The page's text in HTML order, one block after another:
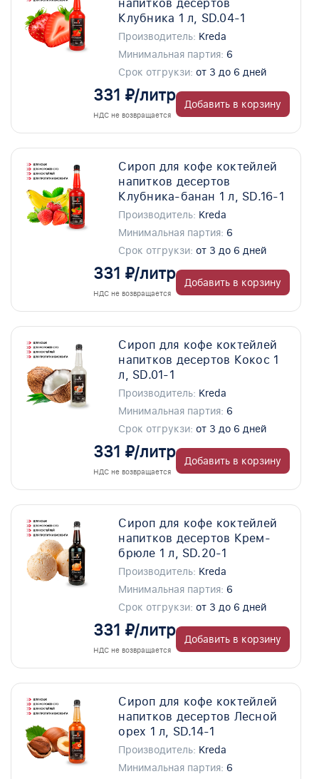
напитков десертов
Клубника 1 л, SD.04-1
Производитель: Kreda
Минимальная партия: 6
Срок отгрукзи: от 3 до 6 дней
331 ₽/литр
НДС не возвращается
Добавить в корзину
Сироп для кофе коктейлей
напитков десертов
Клубника-банан 1 л, SD.16-1
Производитель: Kreda
Минимальная партия: 6
Срок отгрукзи: от 3 до 6 дней
331 ₽/литр
НДС не возвращается
Добавить в корзину
Сироп для кофе коктейлей
напитков десертов Кокос 1
л, SD.01-1
Производитель: Kreda
Минимальная партия: 6
Срок отгрукзи: от 3 до 6 дней
331 ₽/литр
НДС не возвращается
Добавить в корзину
Сироп для кофе коктейлей
напитков десертов Крем-
брюле 1 л, SD.20-1
Производитель: Kreda
Минимальная партия: 6
Срок отгрукзи: от 3 до 6 дней
331 ₽/литр
НДС не возвращается
Добавить в корзину
Сироп для кофе коктейлей
напитков десертов Лесной
орех 1 л, SD.14-1
Производитель: Kreda
Минимальная партия: 6